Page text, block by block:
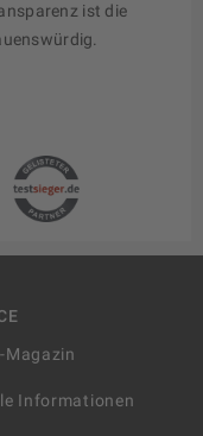
ist die
Magazin
Informationen